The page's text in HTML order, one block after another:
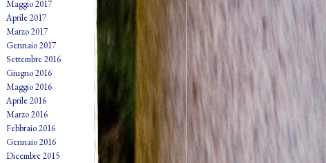
Maggio 2017
Aprile 2017
Marzo 2017
Gennaio 2017
Settembre 2016
Giugno 2016
Maggio 2016
Aprile 2016
Marzo 2016
Febbraio 2016
Gennaio 2016
Dicembre 2015